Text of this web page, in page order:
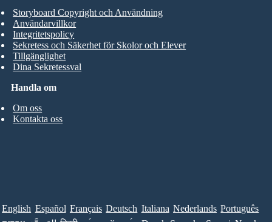
Handla om
Om oss
Kontakta oss
Storyboard Copyright och Användning
Användarvillkor
Integritetspolicy
Sekretess och Säkerhet för Skolor och Elever
Tillgänglighet
Dina Sekretessval
English Español Français Deutsch Italiana Nederlands Português